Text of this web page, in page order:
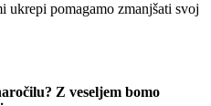
ukrepi pomagamo zmanjšati svoj
Z veseljem bomo